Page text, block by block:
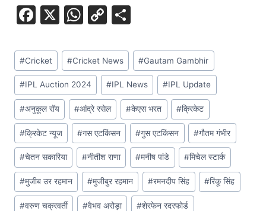
F
c
e
b
o
o
k
X
W
at
s
A
p
p
C
p
y
Li
n
k
ar
e
#Cricket #Cricket News #Gautam Gambhir
#IPL Auction 2024 #IPL News #IPL Update
#अनुकूल रॉय #आंद्रे रसेल #केएस भरत #क्रिकेट
#क्रिकेट न्यूज #गस एटकिंसन #गुस एटकिंसन #गौतम गंभीर
#चेतन सकारिया #नीतीश राणा #मनीष पांडे #मिचेल स्टार्क
#मुजीब उर रहमान #मुजीबुर रहमान #रमनदीप सिंह #रिंकू सिंह
#वरुण चक्रवर्ती #वैभव अरोड़ा #शेरफेन रदरफोर्ड